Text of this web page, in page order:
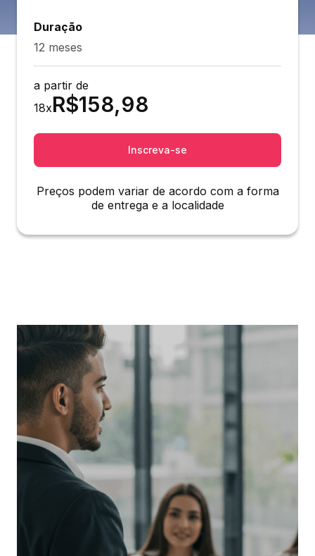
Duração
12 meses
a partir de
18xR$158,98
Inscreva-se
Preços podem variar de acordo com a forma
de entrega e a localidade